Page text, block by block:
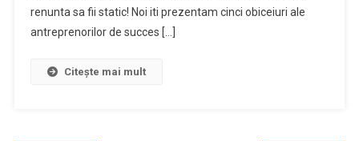
renunta sa fii static! Noi iti prezentam cinci obiceiuri ale
antreprenorilor de succes […]
Citește mai mult